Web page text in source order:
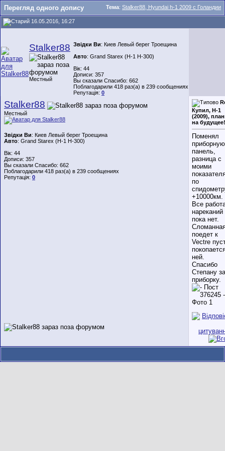
Тема: Stalker88, Hyundai h-1 2009 с Голандии
Перегляд одного допису
16.05.2016, 16:27
Stalker88
Местный
Звідки Ви: Киев Левый берег Троещина
Авто: Grand Starex (H-1 H-300)
Вік: 44
Дописи: 357
Вы сказали Спасибо: 662
Поблагодарили 418 раз(а) в 239 сообщениях
Репутація: 0
Stalker88
Местный
Звідки Ви: Киев Левый берег Троещина
Авто: Grand Starex (H-1 H-300)
Вік: 44
Дописи: 357
Вы сказали Спасибо: 662
Поблагодарили 418 раз(а) в 239 сообщениях
Репутація: 0
Купил, H-1
(2009),
на будущее!
Поменял
приборную
панель,
разница с
моими
по
+10000км.
Все
нареканий
пока нет.
поедет к
Vectre
ней.
Спасибо
Степану за
приборку.